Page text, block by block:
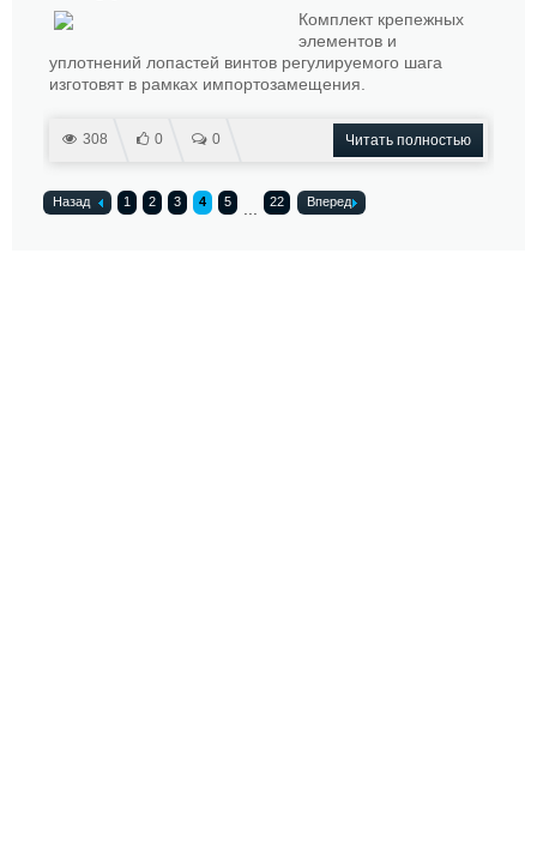
Комплект крепежных
элементов и
уплотнений лопастей винтов регулируемого шага
изготовят в рамках импортозамещения.
308 0 0 Читать полностью
Назад 1 2 3 4 5 22 Вперед